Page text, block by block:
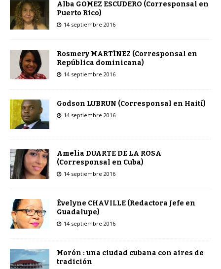
Alba GOMEZ ESCUDERO (Corresponsal en
Puerto Rico)
14 septiembre 2016
Rosmery MARTÍNEZ (Corresponsal en
República dominicana)
14 septiembre 2016
Godson LUBRUN (Corresponsal en Haití)
14 septiembre 2016
Amelia DUARTE DE LA ROSA
(Corresponsal en Cuba)
14 septiembre 2016
Évelyne CHAVILLE (Redactora Jefe en
Guadalupe)
14 septiembre 2016
Morón : una ciudad cubana con aires de
tradición